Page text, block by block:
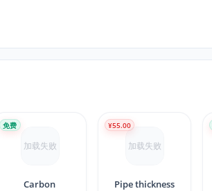
加载失败
Carbon
免费
加载失败
Pipe thickness
¥55.00